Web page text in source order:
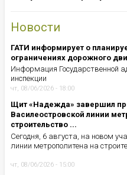
Новости
ГАТИ информирует о
ограничениях дорожного
Информация Государственной
инспекции
чт, 08/06/2026 - 18:00
Щит «Надежда» завершил
Василеостровской линии
строительство ...
Сегодня, 6 августа, на новом
линии метрополитена на
чт, 08/06/2026 - 15:00